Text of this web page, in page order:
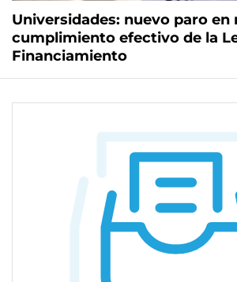
Universidades: nuevo paro en
cumplimiento efectivo de la
Financiamiento